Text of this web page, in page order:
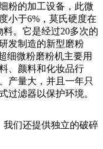
粉的加工设备，此微
小于6%，莫氏硬度在
。它是经过20多次的
发制造的新型磨粉
细微粉磨粉机主要用
、颜料和化妆品行
产量大，并且一年只
过滤器以保护环境。
们还提供独立的破碎